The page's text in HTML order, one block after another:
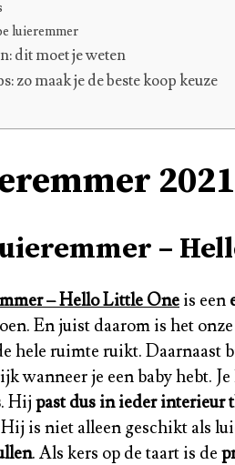
luieremmer
dit moet je weten
zo maak je de beste koop keuze
2021
–
– Hello Little One is een
En juist daarom is het
hele ruimte ruikt. Daarnaast
wanneer je een baby hebt.
. Hij past dus in ieder interieur
is niet alleen geschikt als
. Als kers op de taart is de